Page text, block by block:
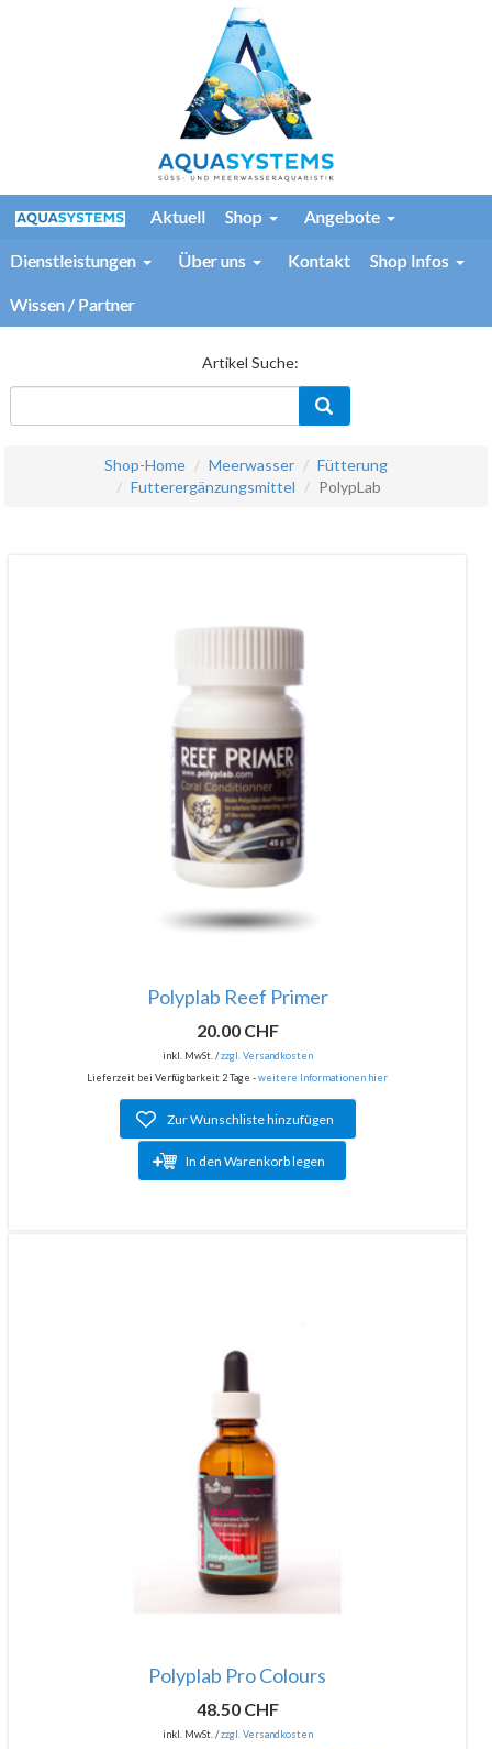
Aktuell Shop Angebote
Dienstleistungen Über uns Kontakt Shop Infos
Wissen / Partner
Artikel Suche:
Shop-Home Meerwasser
Fütterung
Futterergänzungsmittel
PolypLab
Polyplab Reef Primer
20.00 CHF
inkl. MwSt. /zzgl. Versandkosten
Lieferzeit bei Verfügbarkeit 2 Tage -weitere Informationen hier
Zur Wunschliste hinzufügen
In den Warenkorb legen
Polyplab Pro Colours
48.50 CHF
inkl. MwSt. /zzgl. Versandkosten